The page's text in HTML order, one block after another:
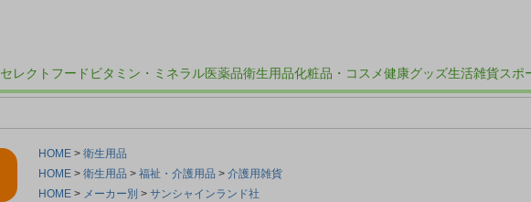
セレクトフード ビタミン・ミネラル医薬品衛生用品化粧品・コスメ健康グッズ生活雑貨スポ
HOME
衛生用品
HOME
衛生用品 福祉・介護用品
介護用雑貨
HOME
メーカー別 サンシャインランド社